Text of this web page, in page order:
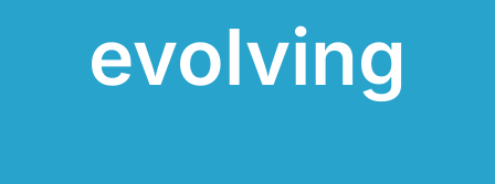
CONTACTevolving